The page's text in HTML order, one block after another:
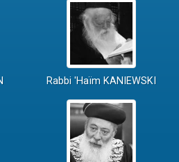
Rabbi 'Haïm KANIEWSKI